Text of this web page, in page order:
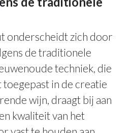
onderscheidt zich door
de traditionele
techniek, die
in de creatie
wijn, draagt bij aan
kwaliteit van het